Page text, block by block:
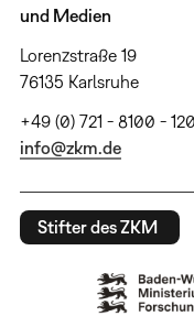
und Medien
Lorenzstraße 19
76135 Karlsruhe
+49 (0) 721 - 8100 -
info@zkm.de
Stifter des ZKM